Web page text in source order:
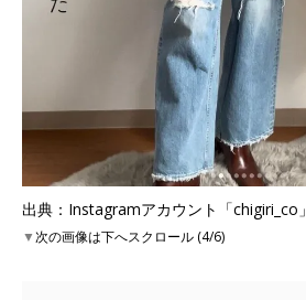
出典：Instagramアカウント「chigiri_co」
▼次の画像は下へスクロール (4/6)